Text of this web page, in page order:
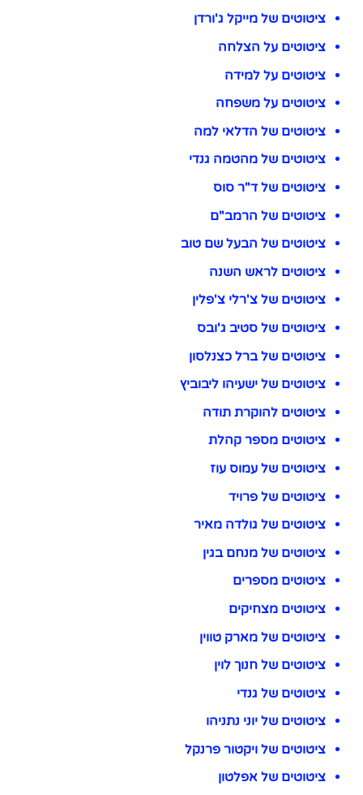
ציטוטים של מייקל ג'ורדן
ציטוטים על הצלחה
ציטוטים על למידה
ציטוטים על משפחה
ציטוטים של הדלאי למה
ציטוטים של מהטמה גנדי
ציטוטים של ד"ר סוס
ציטוטים של הרמב"ם
ציטוטים של הבעל שם טוב
ציטוטים לראש השנה
ציטוטים של צ'רלי צ'פלין
ציטוטים של סטיב ג'ובס
ציטוטים של ברל כצנלסון
ציטוטים של ישעיהו ליבוביץ
ציטוטים להוקרת תודה
ציטוטים מספר קהלת
ציטוטים של עמוס עוז
ציטוטים של פרויד
ציטוטים של גולדה מאיר
ציטוטים של מנחם בגין
ציטוטים מספרים
ציטוטים מצחיקים
ציטוטים של מארק טווין
ציטוטים של חנוך לוין
ציטוטים של גנדי
ציטוטים של יוני נתניהו
ציטוטים של ויקטור פרנקל
ציטוטים של אפלטון